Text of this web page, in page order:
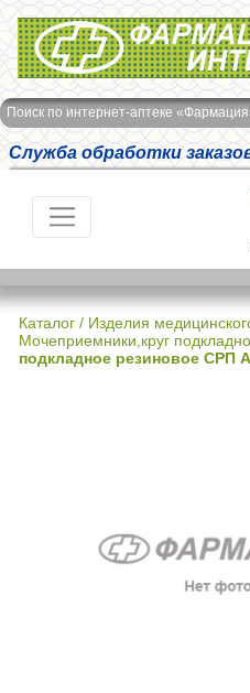
Интернет-аптека Фармация
Поиск по интернет-аптеке
Служба обработки
Каталог / Изделия
Мочеприемники,круг
подкладное резиновое СРП